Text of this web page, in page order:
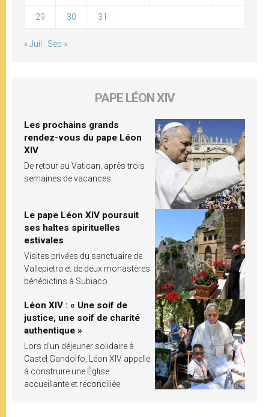
29 30 31
« Juil Sep »
PAPE LÉON XIV
Les prochains grands
rendez-vous du pape Léon
XIV
De retour au Vatican, après trois
semaines de vacances
Le pape Léon XIV poursuit
ses haltes spirituelles
estivales
Visites privées du sanctuaire de
Vallepietra et de deux monastères
bénédictins à Subiaco
Léon XIV : « Une soif de
justice, une soif de charité
authentique »
Lors d’un déjeuner solidaire à
Castel Gandolfo, Léon XIV appelle
à construire une Église
accueillante et réconciliée